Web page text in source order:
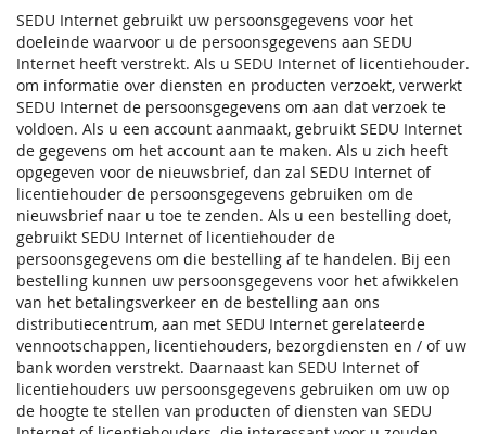
SEDU Internet gebruikt uw persoonsgegevens voor het
doeleinde waarvoor u de persoonsgegevens aan SEDU
Internet heeft verstrekt. Als u SEDU Internet of licentiehouder.
om informatie over diensten en producten verzoekt, verwerkt
SEDU Internet de persoonsgegevens om aan dat verzoek te
voldoen. Als u een account aanmaakt, gebruikt SEDU Internet
de gegevens om het account aan te maken. Als u zich heeft
opgegeven voor de nieuwsbrief, dan zal SEDU Internet of
licentiehouder de persoonsgegevens gebruiken om de
nieuwsbrief naar u toe te zenden. Als u een bestelling doet,
gebruikt SEDU Internet of licentiehouder de
persoonsgegevens om die bestelling af te handelen. Bij een
bestelling kunnen uw persoonsgegevens voor het afwikkelen
van het betalingsverkeer en de bestelling aan ons
distributiecentrum, aan met SEDU Internet gerelateerde
vennootschappen, licentiehouders, bezorgdiensten en / of uw
bank worden verstrekt. Daarnaast kan SEDU Internet of
licentiehouders uw persoonsgegevens gebruiken om uw op
de hoogte te stellen van producten of diensten van SEDU